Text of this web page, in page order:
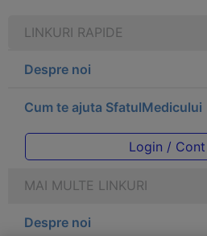
LINKURI RAPIDE
Despre noi
Cum te ajuta SfatulMedicului
Login /
MAI MULTE LINKURI
Despre noi